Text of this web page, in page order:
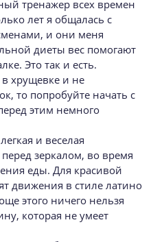
тренажер всех времен
лет я общалась с
и они меня
диеты вес помогают
Это так и есть.
хрущевке и не
то попробуйте начать с
этим немного
и веселая
зеркалом, во время
еды. Для красивой
движения в стиле латино
этого ничего нельзя
которая не умеет